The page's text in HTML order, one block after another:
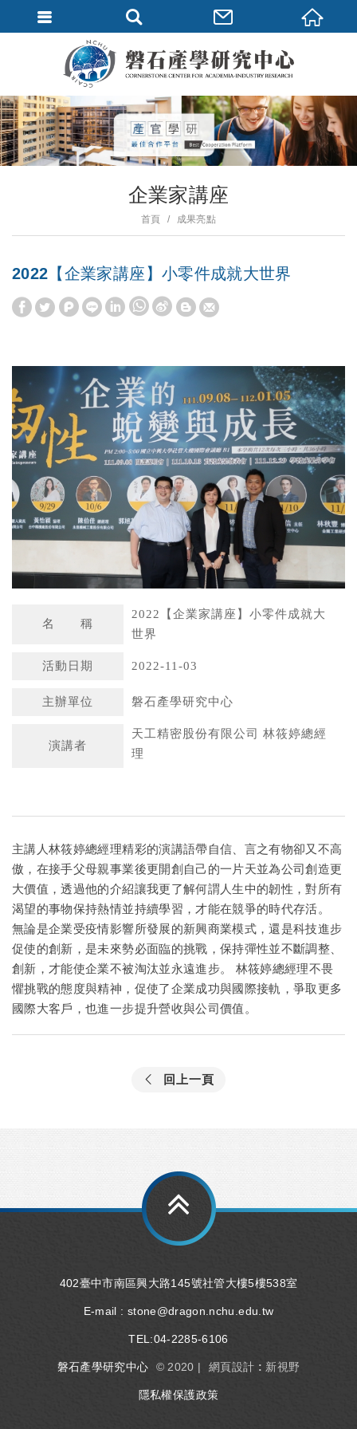
企業家講座
首頁 成果亮點
2022【企業家講座】小零件成就大世界
a
t
s
A
p
p
n
a
W
e
i
b
名 稱
2022【企業家講座】小零件成就大
世界
活動日期 2022-11-03
主辦單位 磐石產學研究中心
演講者
天工精密股份有限公司 林筱婷總經
理
主講人林筱婷總經理精彩的演講語帶自信、言之有物卻又不高
傲，在接手父母親事業後更開創自己的一片天並為公司創造更
大價值，透過他的介紹讓我更了解何謂人生中的韌性，對所有
渴望的事物保持熱情並持續學習，才能在競爭的時代存活。
無論是企業受疫情影響所發展的新興商業模式，還是科技進步
促使的創新，是未來勢必面臨的挑戰，保持彈性並不斷調整、
創新，才能使企業不被淘汰並永遠進步。 林筱婷總經理不畏
懼挑戰的態度與精神，促使了企業成功與國際接軌，爭取更多
國際大客戶，也進一步提升營收與公司價值。
回上一頁
402臺中市南區興大路145號社管大樓5樓538室
E-mail : stone@dragon.nchu.edu.tw
TEL:04-2285-6106
磐石產學研究中心 © 2020 | 網頁設計 : 新視野
隱私權保護政策